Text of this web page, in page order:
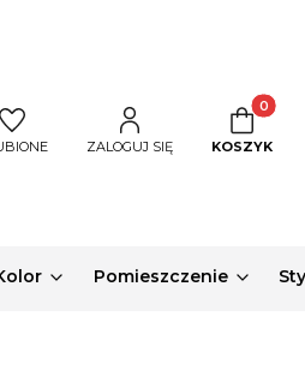
ZALOGUJ SIĘ
Produkty
KOSZYK
Pomieszczenie